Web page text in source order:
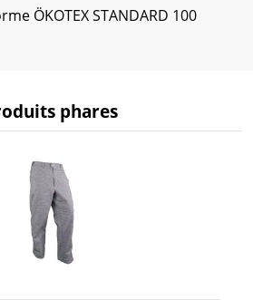
ÖKOTEX STANDARD 100
phares